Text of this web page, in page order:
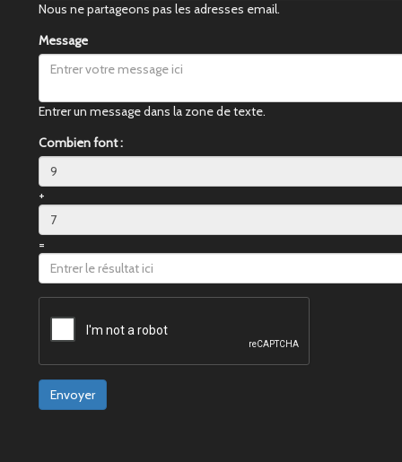
Nous ne partageons pas les adresses email.
Message
Entrer un message dans la zone de texte.
Combien font :
+
=
Envoyer